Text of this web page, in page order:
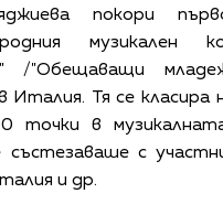
покори
музикален
/"Обещаващи
Италия. Тя се класира
точки в
състезаваше с
и др.